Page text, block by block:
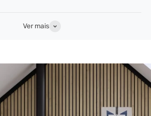
Ver mais